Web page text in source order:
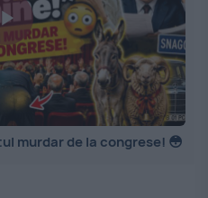
murdar de la congrese! 😳